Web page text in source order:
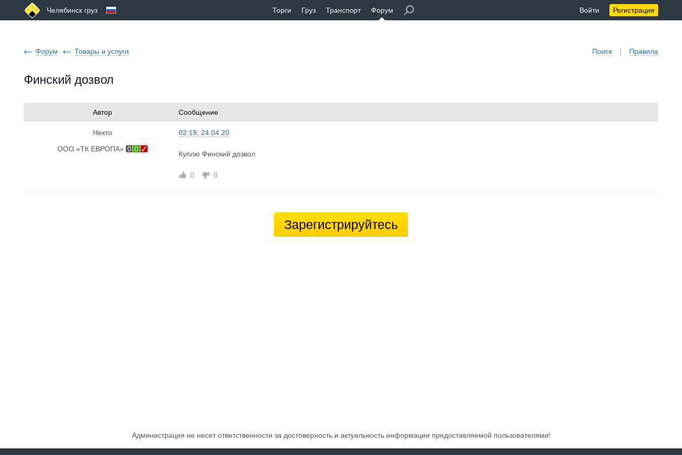
Челябинск груз Торги Груз Транспорт Форум Войти Регистрация
Поиск | Правила
Форум Товары и услуги
Финский дозвол
Автор Сообщение
Некто
ООО «ТК ЕВРОПА» 0 0
02:19, 24.04.20
Куплю Финский дозвол
0 0
Зарегистрируйтесь
Администрация не несет ответственности за достоверность и актуальность информации предоставляемой пользователями!